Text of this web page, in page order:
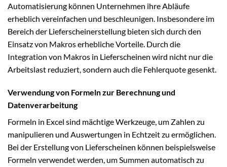
Automatisierung können Unternehmen ihre Abläufe
erheblich vereinfachen und beschleunigen. Insbesondere im
Bereich der Lieferscheinerstellung bieten sich durch den
Einsatz von Makros erhebliche Vorteile. Durch die
Integration von Makros in Lieferscheinen wird nicht nur die
Arbeitslast reduziert, sondern auch die Fehlerquote gesenkt.
Verwendung von Formeln zur Berechnung und
Datenverarbeitung
Formeln in Excel sind mächtige Werkzeuge, um Zahlen zu
manipulieren und Auswertungen in Echtzeit zu ermöglichen.
Bei der Erstellung von Lieferscheinen können beispielsweise
Formeln verwendet werden, um Summen automatisch zu